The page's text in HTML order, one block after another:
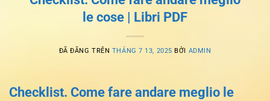
le cose | Libri PDF
ĐÃ ĐĂNG TRÊN THÁNG 7 13, 2025 BỞI ADMIN
Checklist. Come fare andare meglio le